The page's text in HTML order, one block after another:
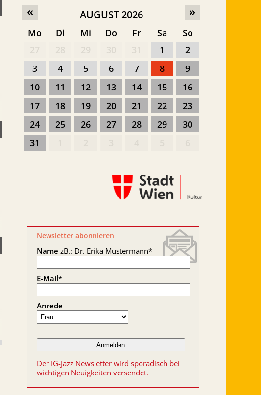
»
« AUGUST 2026
Mo Di Mi Do Fr Sa
So
1
2
3
4 5 6 7 8
9
10
11 12 13 14 15
16
17
18 19 20 21 22
23
24
25 26 27 28 29
30
31
Newsletter abonnieren
Name zB.: Dr. Erika Mustermann*
E-Mail*
Anrede
Der IG-Jazz Newsletter wird sporadisch bei
wichtigen Neuigkeiten versendet.